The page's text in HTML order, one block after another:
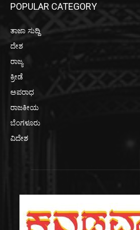
POPULAR CATEGORY
ತಾಜಾ ಸುದ್ದಿ
ದೇಶ
ರಾಜ್ಯ
ಕ್ರೀಡೆ
ಅಪರಾಧ
ರಾಜಕೀಯ
ಬೆಂಗಳೂರು
ವಿದೇಶ